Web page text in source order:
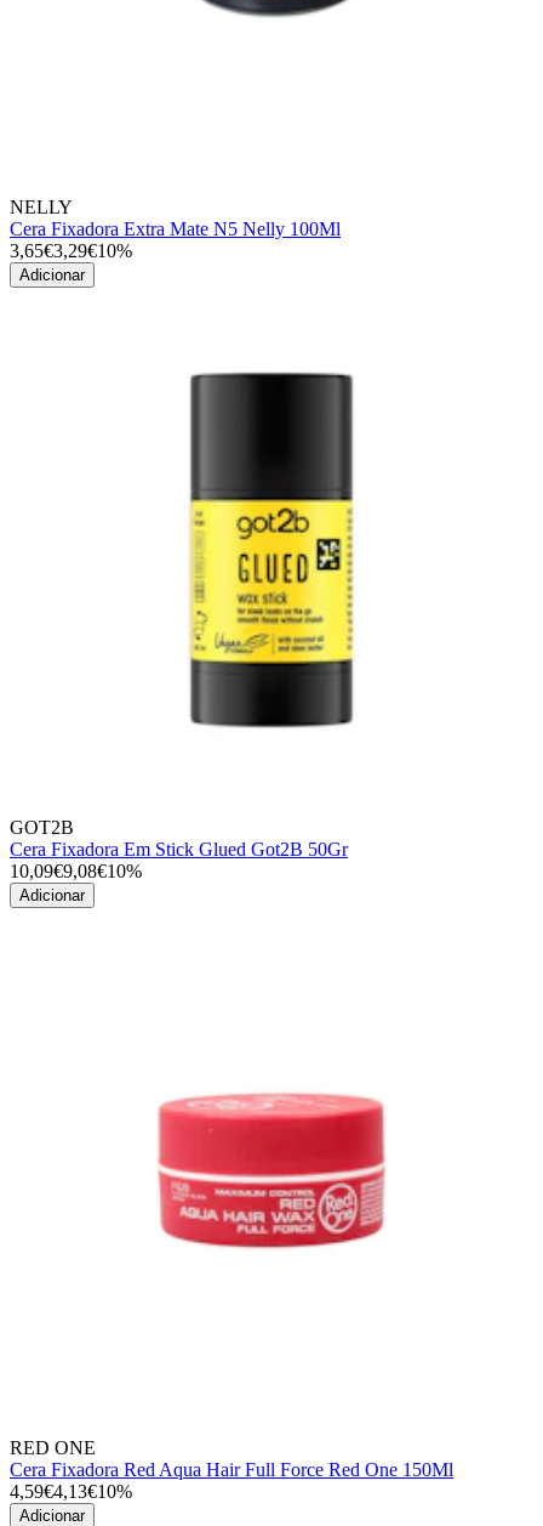
NELLY
Cera Fixadora Extra Mate N5 Nelly 100Ml
3,65€3,29€10%
Adicionar
GOT2B
Cera Fixadora Em Stick Glued Got2B 50Gr
10,09€9,08€10%
Adicionar
RED ONE
Cera Fixadora Red Aqua Hair Full Force Red One 150Ml
4,59€4,13€10%
Adicionar